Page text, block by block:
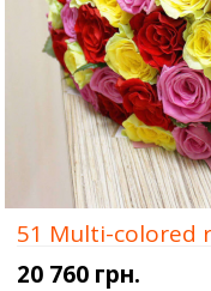
51 Multi-colored
20 760 грн.